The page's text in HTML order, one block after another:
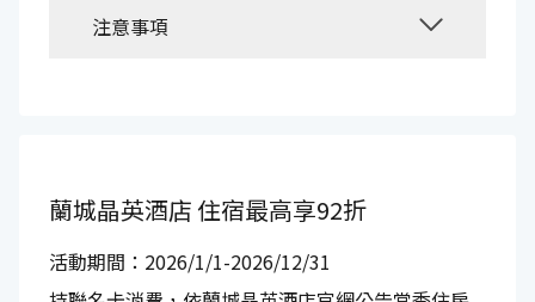
注意事項
蘭城晶英酒店 住宿最高享92折
活動期間：2026/1/1-2026/12/31